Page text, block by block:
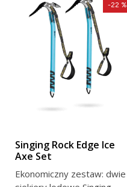
Singing Rock Edge Ice
Axe Set
Ekonomiczny zestaw: dwie
-22 %